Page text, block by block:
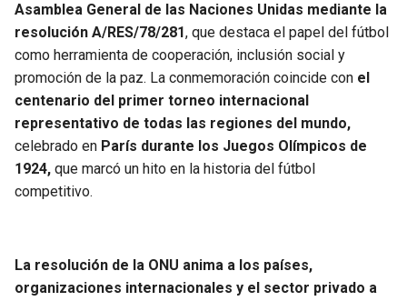
Asamblea General de las Naciones Unidas mediante la
resolución A/RES/78/281, que destaca el papel del fútbol
como herramienta de cooperación, inclusión social y
promoción de la paz. La conmemoración coincide con el
centenario del primer torneo internacional
representativo de todas las regiones del mundo,
celebrado en París durante los Juegos Olímpicos de
1924, que marcó un hito en la historia del fútbol
competitivo.
La resolución de la ONU anima a los países,
organizaciones internacionales y el sector privado a